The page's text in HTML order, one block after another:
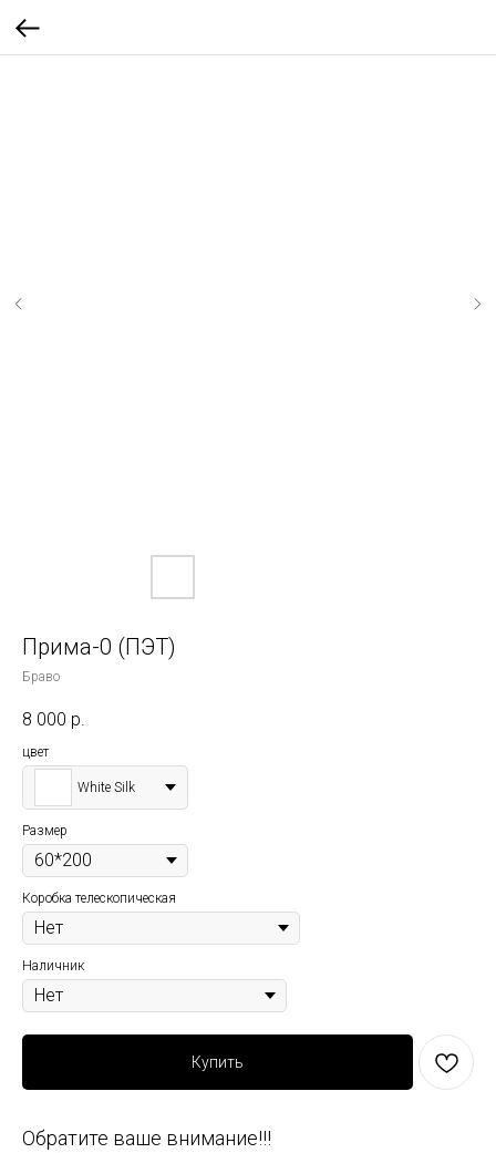
Прима-0 (ПЭТ)
Браво
8 000 р.
цвет
White Silk
Размер
Коробка телескопическая
Наличник
Купить
Обратите ваше внимание!!!